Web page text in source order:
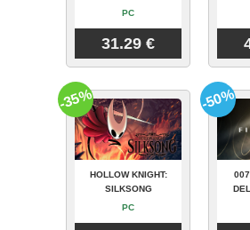
PC
31.29 €
HOLLOW KNIGHT:
SILKSONG
PC
-35% -50%